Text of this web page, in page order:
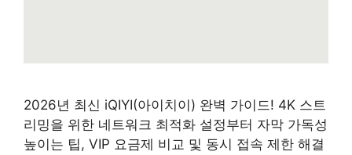
2026년 최신 iQIYI(아이치이) 완벽 가이드! 4K 스트
리밍을 위한 네트워크 최적화 설정부터 자막 가독성
높이는 팁, VIP 요금제 비교 및 동시 접속 제한 해결